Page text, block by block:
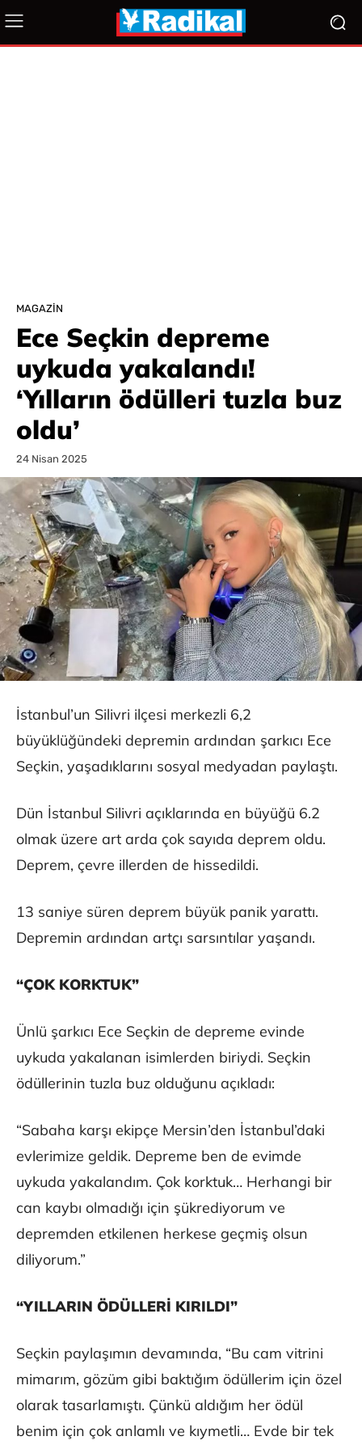
MAGAZIN
Ece Seçkin depreme
uykuda yakalandı!
‘Yılların ödülleri tuzla buz
oldu’
24 Nisan 2025
İstanbul’un Silivri ilçesi merkezli 6,2
büyüklüğündeki depremin ardından şarkıcı Ece
Seçkin, yaşadıklarını sosyal medyadan paylaştı.
Dün İstanbul Silivri açıklarında en büyüğü 6.2
olmak üzere art arda çok sayıda deprem oldu.
Deprem, çevre illerden de hissedildi.
13 saniye süren deprem büyük panik yarattı.
Depremin ardından artçı sarsıntılar yaşandı.
“ÇOK KORKTUK”
Ünlü şarkıcı Ece Seçkin de depreme evinde
uykuda yakalanan isimlerden biriydi. Seçkin
ödüllerinin tuzla buz olduğunu açıkladı:
“Sabaha karşı ekipçe Mersin’den İstanbul’daki
evlerimize geldik. Depreme ben de evimde
uykuda yakalandım. Çok korktuk… Herhangi bir
can kaybı olmadığı için şükrediyorum ve
depremden etkilenen herkese geçmiş olsun
diliyorum.”
“YILLARIN ÖDÜLLERİ KIRILDI”
Seçkin paylaşımın devamında, “Bu cam vitrini
mimarım, gözüm gibi baktığım ödüllerim için özel
olarak tasarlamıştı. Çünkü aldığım her ödül
benim için çok anlamlı ve kıymetli… Evde bir tek